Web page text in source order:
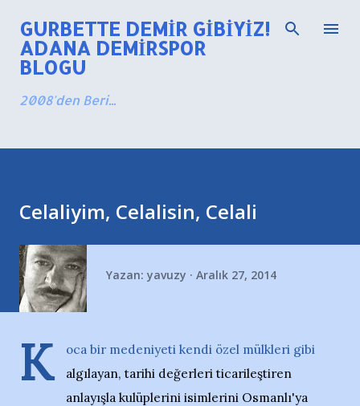
Ana içeriğe atla
GURBETTE DEMIR GIBIYIZ!
ADANA DEMIRSPOR
BLOGU
2008'den Beri...
Celaliyim, Celalisin, Celali
Yazan: yavuzy Aralık 27, 2014
K
oca bir medeniyeti kendi özel mülkleri gibi
algılayan, tarihi değerleri ticarileştiren
anlayışla kulüplerini isimlerini Osmanlı'ya